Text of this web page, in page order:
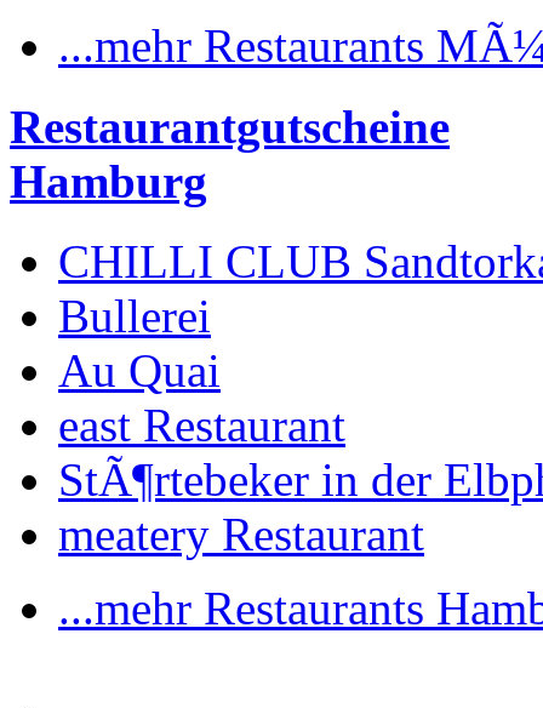
...mehr Restaurants
Restaurantgutscheine
Hamburg
CHILLI CLUB
Bullerei
Au Quai
east Restaurant
StÃ¶rtebeker in der
meatery Restaurant
...mehr Restaurants